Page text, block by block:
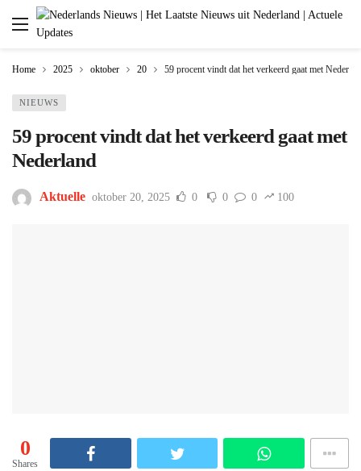
Home 2025 oktober 20 59 procent vindt dat het verkeerd gaat met
NIEUWS
59 procent vindt dat het verkeerd gaat met
Nederland
Aktuelle oktober 20, 2025 0 0 0 100
0
Shares